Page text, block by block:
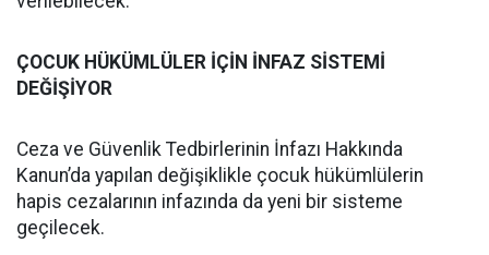
ÇOCUK HÜKÜMLÜLER İÇİN İNFAZ SİSTEMİ
DEĞİŞİYOR
Ceza ve Güvenlik Tedbirlerinin İnfazı Hakkında
Kanun’da yapılan değişiklikle çocuk hükümlülerin
hapis cezalarının infazında da yeni bir sisteme
geçilecek.